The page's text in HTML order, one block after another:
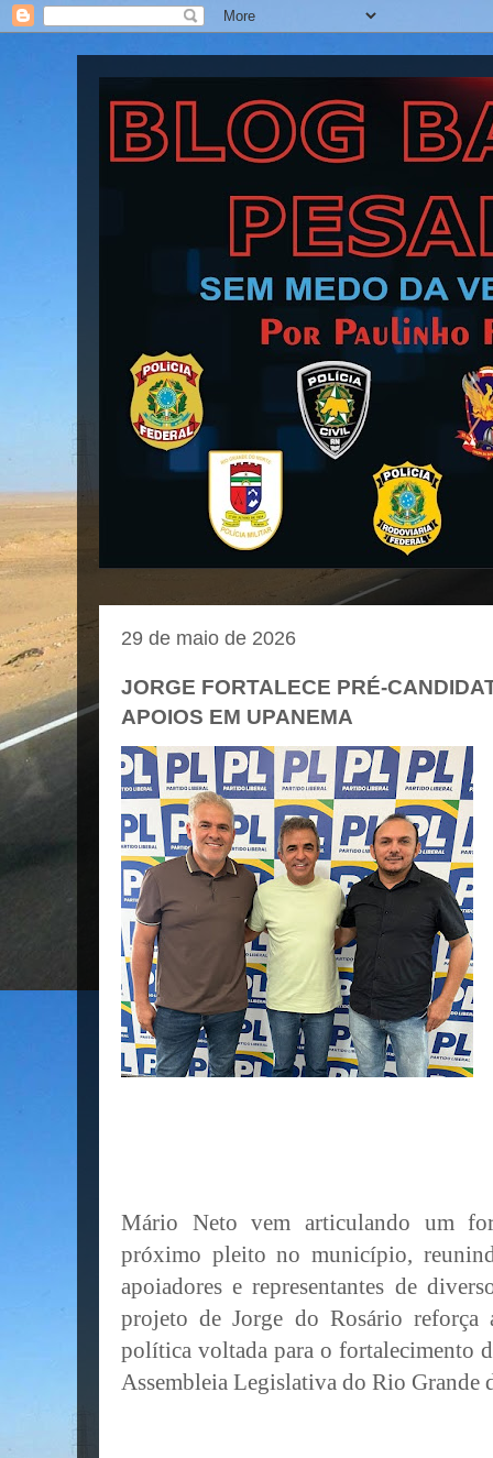
Blog Barra Pesada
29 de maio de 2026
JORGE FORTALECE PRÉ-
APOIOS EM UPANEMA
Mário Neto vem articulando um
próximo pleito no município,
apoiadores e representantes de
projeto de Jorge do Rosário reforça
política voltada para o fortalecimento
Assembleia Legislativa do Rio Grande